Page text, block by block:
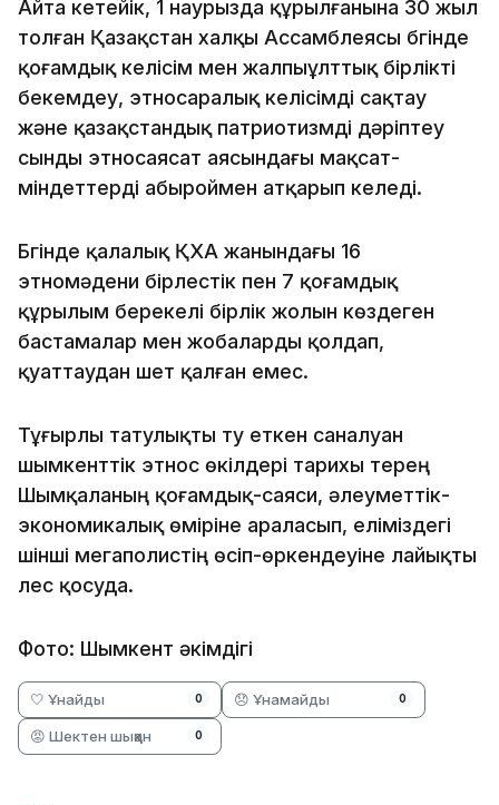
Айта кетейік, 1 наурызда құрылғанына 30 жыл
толған Қазақстан халқы Ассамблеясы бүгінде
қоғамдық келісім мен жалпыұлттық бірлікті
бекемдеу, этносаралық келісімді сақтау
және қазақстандық патриотизмді дәріптеу
сынды этносаясат аясындағы мақсат-
міндеттерді абыроймен атқарып келеді.
Бүгінде қалалық ҚХА жанындағы 16
этномәдени бірлестік пен 7 қоғамдық
құрылым берекелі бірлік жолын көздеген
бастамалар мен жобаларды қолдап,
қуаттаудан шет қалған емес.
Тұғырлы татулықты ту еткен саналуан
шымкенттік этнос өкілдері тарихы терең
Шымқаланың қоғамдық-саяси, әлеуметтік-
экономикалық өміріне араласып, еліміздегі
үшінші мегаполистің өсіп-өркендеуіне лайықты
үлес қосуда.
Фото: Шымкент әкімдігі
🤍 Ұнайды 0 😞 Ұнамайды 0
😡 Шектен шыққан 0